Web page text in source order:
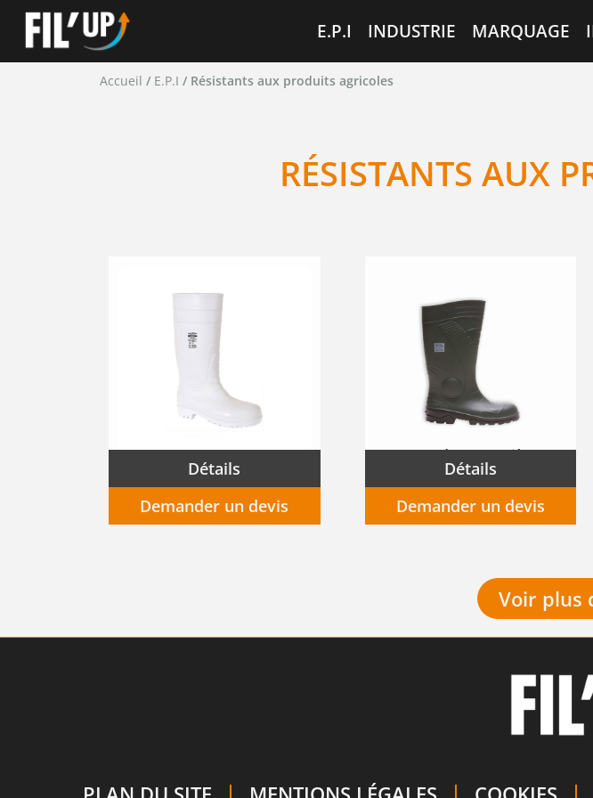
E.P.I INDUSTRIE MARQUAGE
Accueil / E.P.I / Résistants aux produits agricoles
RÉSISTANTS AUX
Bottes Agro PVC avec semelle anti perforation
Détails
Demander un devis
Bottes de travail OPTIMAT en PVC avec coquille en acier
Détails
Demander un devis
Voir plus
Cookies management panel